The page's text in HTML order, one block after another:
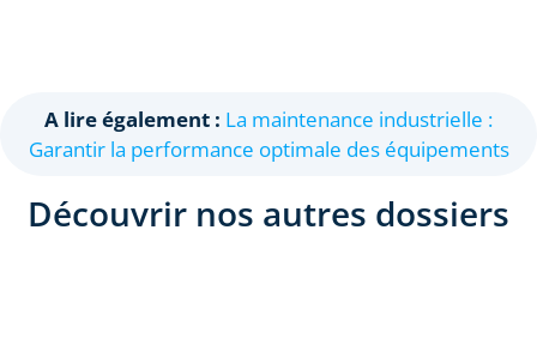
A lire également : La maintenance industrielle :
Garantir la performance optimale des équipements
Découvrir nos autres dossiers